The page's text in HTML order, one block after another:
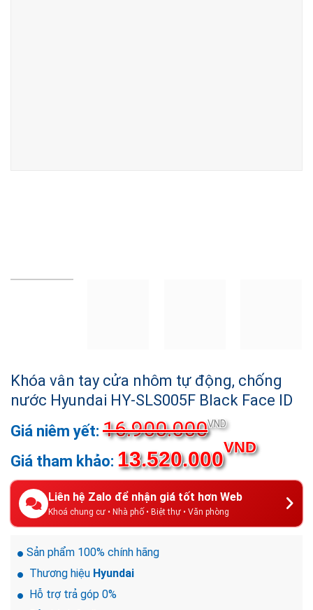
Khóa vân tay cửa nhôm tự động, chống
nước Hyundai HY-SLS005F Black Face ID
16.900.000VNDGiá
gốc
là:
13.520.000
VNDGiá
tại
Liên hệ Zalo để nhận giá tốt hơn Web
Khoá chung cư • Nhà phố • Biệt thự • Văn phòng
Sản phẩm 100% chính hãng
Thương hiệu Hyundai
Hỗ trợ trả góp 0%